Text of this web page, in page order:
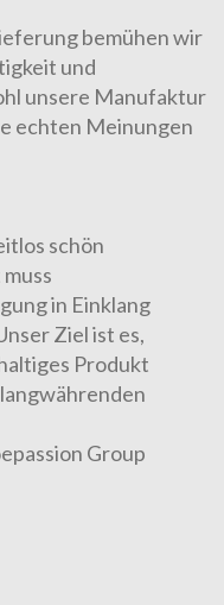
bemühen wir
und
unsere Manufaktur
echten Meinungen
schön
in Einklang
Ziel ist es,
Produkt
Group